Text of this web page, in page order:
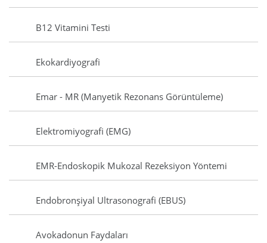
B12 Vitamini Testi
Ekokardiyografi
Emar - MR (Manyetik Rezonans Görüntüleme)
Elektromiyografi (EMG)
EMR-Endoskopik Mukozal Rezeksiyon Yöntemi
Endobronşiyal Ultrasonografi (EBUS)
Avokadonun Faydaları